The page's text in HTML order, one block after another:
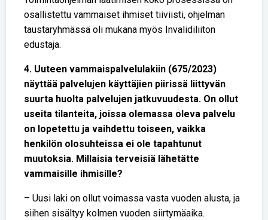
osallistettu vammaiset ihmiset tiiviisti, ohjelman
taustaryhmässä oli mukana myös Invalidiliiton
edustaja.
4. Uuteen vammaispalvelulakiin (675/2023)
näyttää palvelujen käyttäjien piirissä liittyvän
suurta huolta palvelujen jatkuvuudesta. On ollut
useita tilanteita, joissa olemassa oleva palvelu
on lopetettu ja vaihdettu toiseen, vaikka
henkilön olosuhteissa ei ole tapahtunut
muutoksia. Millaisia terveisiä lähetätte
vammaisille ihmisille?
– Uusi laki on ollut voimassa vasta vuoden alusta, ja
siihen sisältyy kolmen vuoden siirtymäaika.